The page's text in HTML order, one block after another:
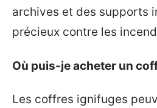
archives et des supports
précieux contre les
Où puis-je acheter un
Les coffres ignifuges